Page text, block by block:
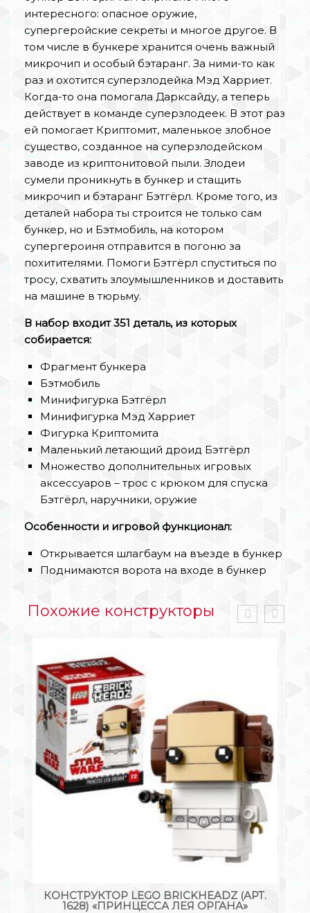
интересного: опасное оружие,
супергеройские секреты и многое другое. В
том числе в бункере хранится очень важный
микрочип и особый бэтаранг. За ними-то как
раз и охотится суперзлодейка Мэд Харриет.
Когда-то она помогала Дарксайду, а теперь
действует в команде суперзлодеек. В этот раз
ей помогает Криптомит, маленькое злобное
существо, созданное на суперзлодейском
заводе из криптонитовой пыли. Злодеи
сумели проникнуть в бункер и стащить
микрочип и бэтаранг Бэтгёрл. Кроме того, из
деталей набора ты строится не только сам
бункер, но и Бэтмобиль, на котором
супергероиня отправится в погоню за
похитителями. Помоги Бэтгёрл спуститься по
тросу, схватить злоумышленников и доставить
на машине в тюрьму.
В набор входит 351 деталь, из которых
собирается:
Фрагмент бункера
Бэтмобиль
Минифигурка Бэтгёрл
Минифигурка Мэд Харриет
Фигурка Криптомита
Маленький летающий дроид Бэтгёрл
Множество дополнительных игровых
аксессуаров – трос с крюком для спуска
Бэтгёрл, наручники, оружие
Особенности и игровой функционал:
Открывается шлагбаум на въезде в бункер
Поднимаются ворота на входе в бункер
Похожие конструкторы
КОНСТРУКТОР LEGO BRICKHEADZ (АРТ.
1628) «ПРИНЦЕССА ЛЕЯ ОРГАНА»